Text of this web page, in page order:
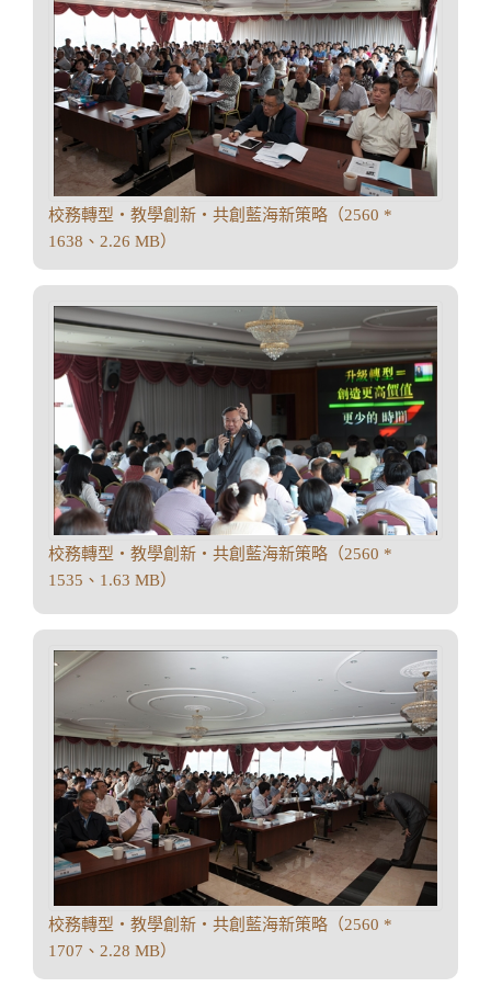
校務轉型‧教學創新‧共創藍海新策略（2560 *
1638、2.26 MB）
校務轉型‧教學創新‧共創藍海新策略（2560 *
1535、1.63 MB）
校務轉型‧教學創新‧共創藍海新策略（2560 *
1707、2.28 MB）